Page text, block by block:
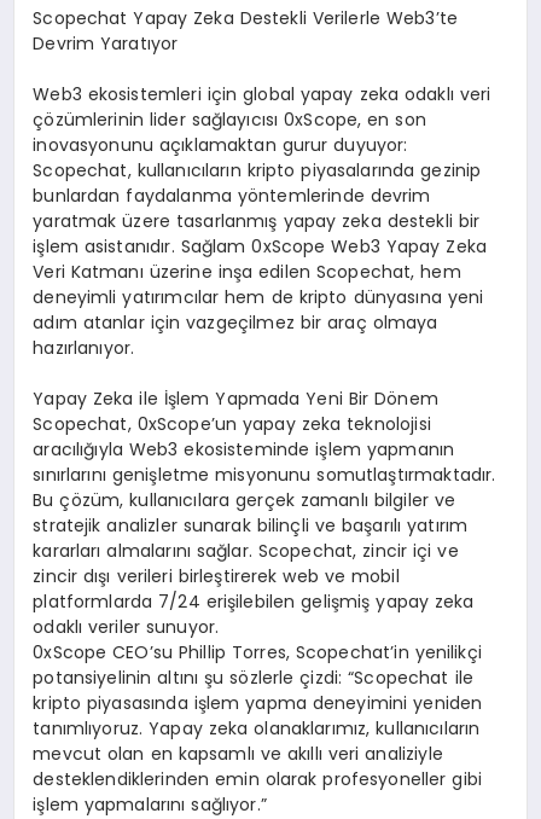
Scopechat Yapay Zeka Destekli Verilerle Web3’te
Devrim Yaratıyor
Web3 ekosistemleri için global yapay zeka odaklı veri
çözümlerinin lider sağlayıcısı 0xScope, en son
inovasyonunu açıklamaktan gurur duyuyor:
Scopechat, kullanıcıların kripto piyasalarında gezinip
bunlardan faydalanma yöntemlerinde devrim
yaratmak üzere tasarlanmış yapay zeka destekli bir
işlem asistanıdır. Sağlam 0xScope Web3 Yapay Zeka
Veri Katmanı üzerine inşa edilen Scopechat, hem
deneyimli yatırımcılar hem de kripto dünyasına yeni
adım atanlar için vazgeçilmez bir araç olmaya
hazırlanıyor.
Yapay Zeka ile İşlem Yapmada Yeni Bir Dönem
Scopechat, 0xScope’un yapay zeka teknolojisi
aracılığıyla Web3 ekosisteminde işlem yapmanın
sınırlarını genişletme misyonunu somutlaştırmaktadır.
Bu çözüm, kullanıcılara gerçek zamanlı bilgiler ve
stratejik analizler sunarak bilinçli ve başarılı yatırım
kararları almalarını sağlar. Scopechat, zincir içi ve
zincir dışı verileri birleştirerek web ve mobil
platformlarda 7/24 erişilebilen gelişmiş yapay zeka
odaklı veriler sunuyor.
0xScope CEO’su Phillip Torres, Scopechat’in yenilikçi
potansiyelinin altını şu sözlerle çizdi: “Scopechat ile
kripto piyasasında işlem yapma deneyimini yeniden
tanımlıyoruz. Yapay zeka olanaklarımız, kullanıcıların
mevcut olan en kapsamlı ve akıllı veri analiziyle
desteklendiklerinden emin olarak profesyoneller gibi
işlem yapmalarını sağlıyor.”